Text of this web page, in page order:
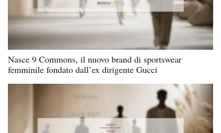
Nasce 9 Commons, il nuovo brand di sportswear
femminile fondato dall’ex dirigente Gucci